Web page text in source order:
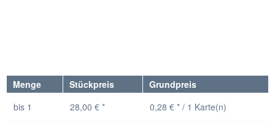
Menge Stückpreis
Grundpreis
bis 1 28,00 € * 0,28 € * / 1 Karte(n)